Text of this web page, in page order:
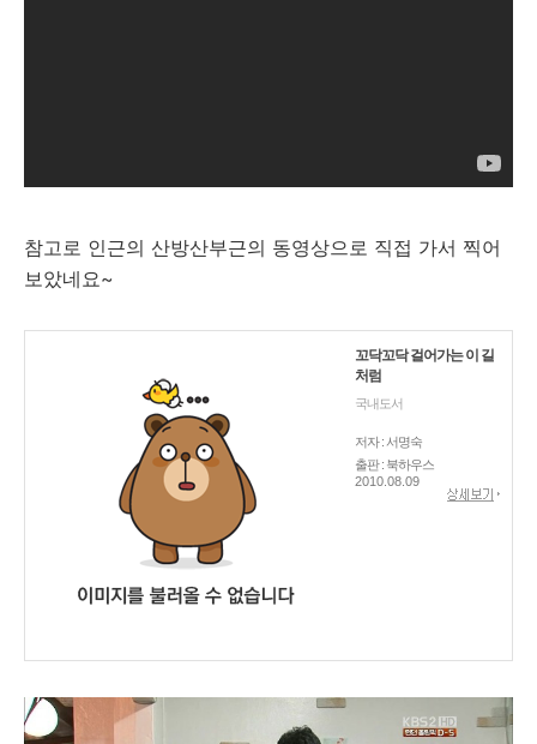
참고로 인근의 산방산부근의 동영상으로 직접 가서 찍어
보았네요~
꼬닥꼬닥 걸어가는 이 길
처럼
국내도서
저자 : 서명숙
출판 : 북하우스
2010.08.09